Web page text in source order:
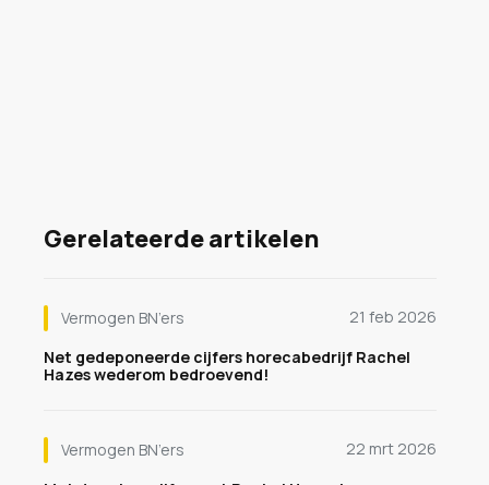
Gerelateerde artikelen
Vermogen BN’ers
21 feb 2026
Net gedeponeerde cijfers horecabedrijf Rachel
Hazes wederom bedroevend!
Vermogen BN’ers
22 mrt 2026